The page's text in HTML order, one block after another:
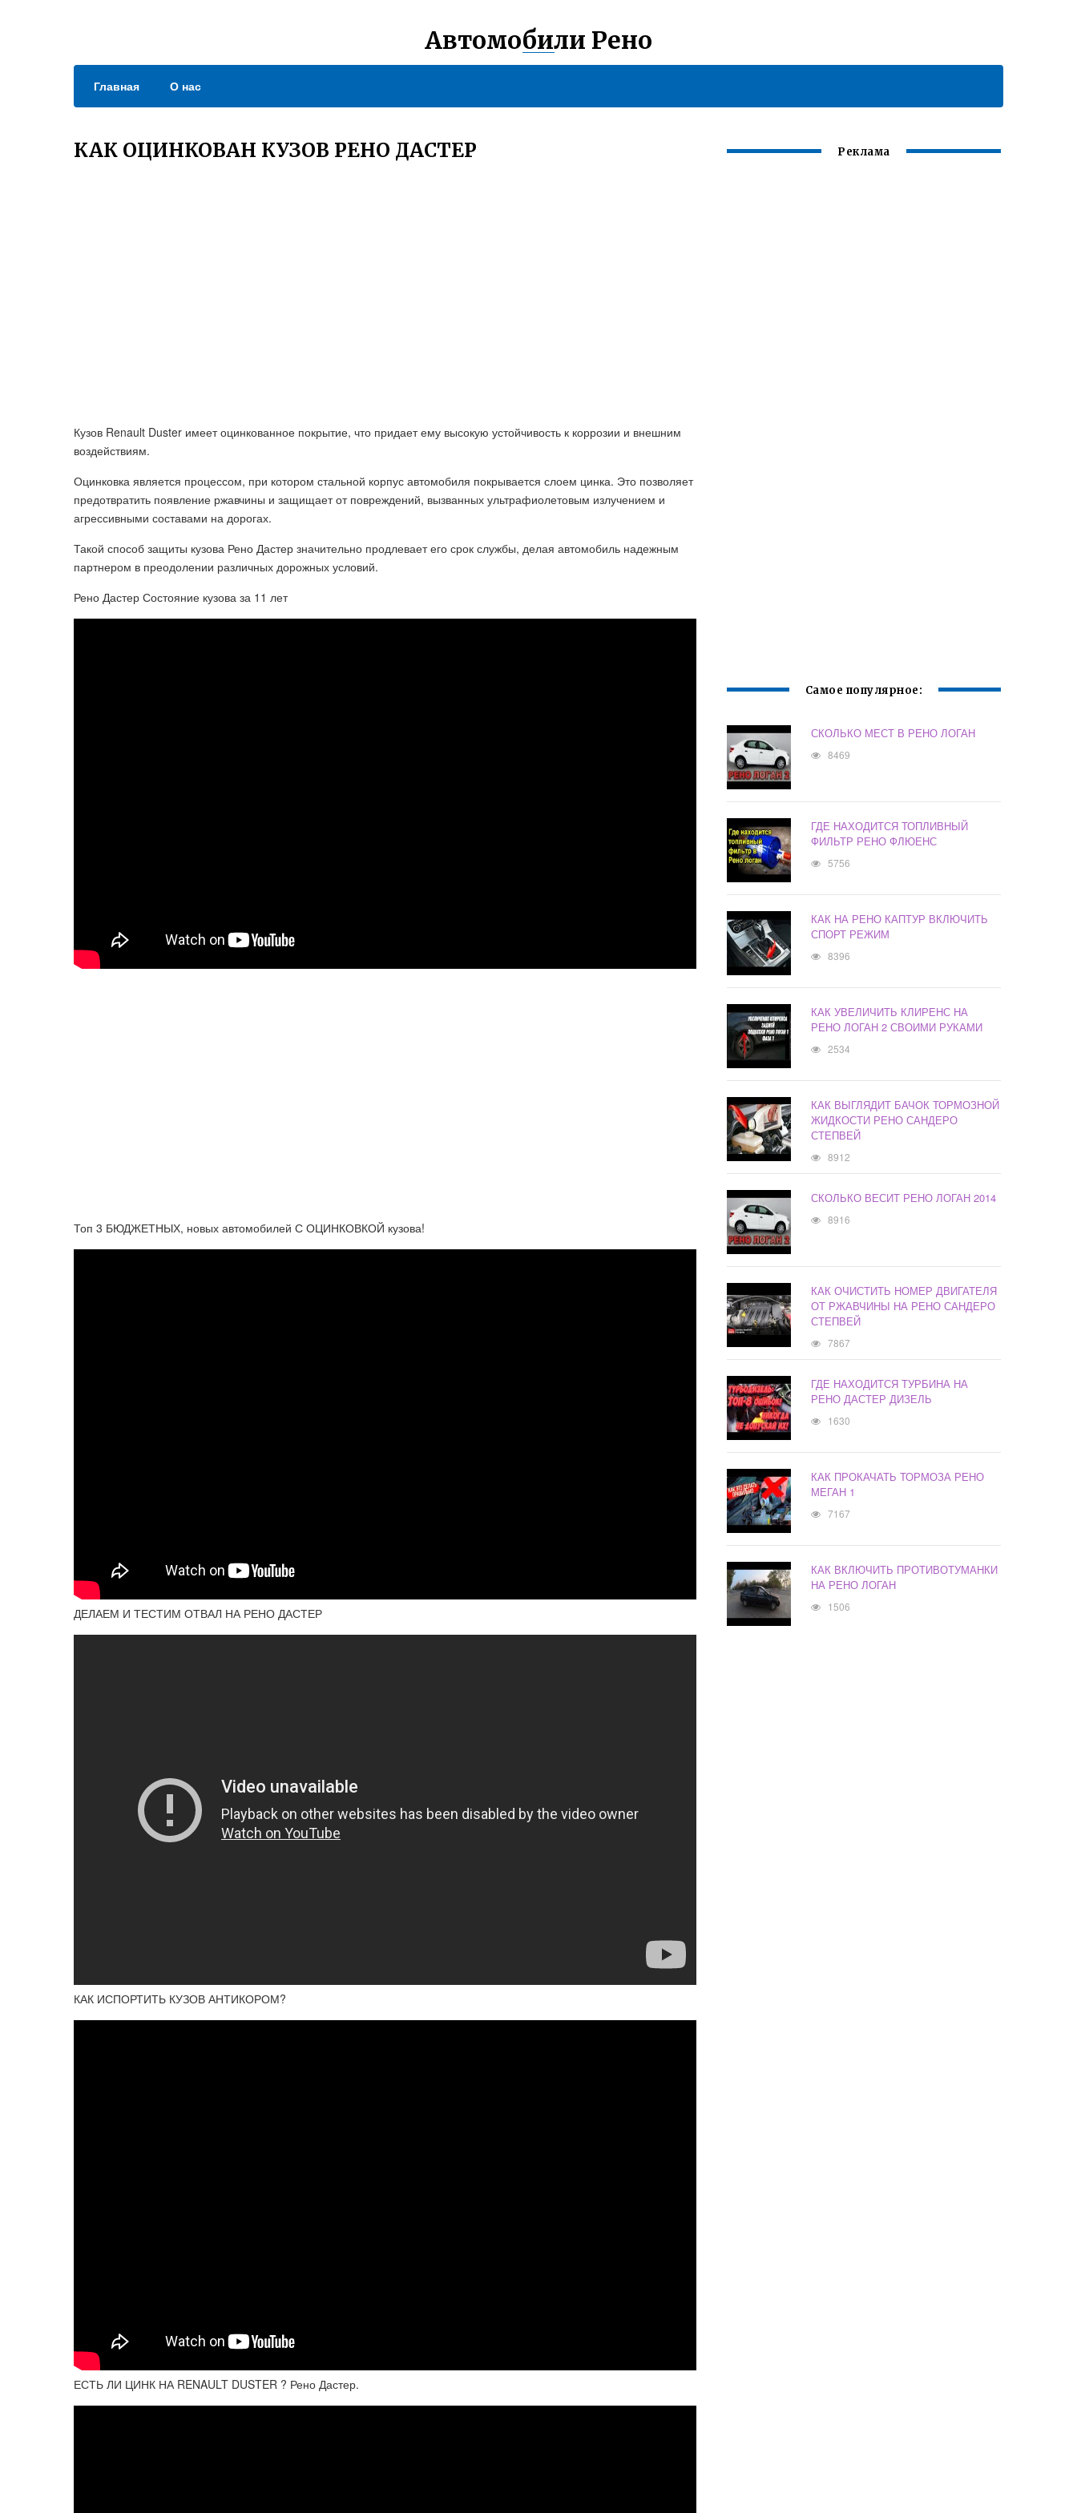
Автомобили Рено
Главная О нас
КАК ОЦИНКОВАН КУЗОВ РЕНО ДАСТЕР
Кузов Renault Duster имеет оцинкованное покрытие, что придает ему высокую устойчивость к коррозии и внешним
воздействиям.
Оцинковка является процессом, при котором стальной корпус автомобиля покрывается слоем цинка. Это позволяет
предотвратить появление ржавчины и защищает от повреждений, вызванных ультрафиолетовым излучением и
агрессивными составами на дорогах.
Такой способ защиты кузова Рено Дастер значительно продлевает его срок службы, делая автомобиль надежным
партнером в преодолении различных дорожных условий.
Рено Дастер Состояние кузова за 11 лет
Топ 3 БЮДЖЕТНЫХ, новых автомобилей С ОЦИНКОВКОЙ кузова!
ДЕЛАЕМ И ТЕСТИМ ОТВАЛ НА РЕНО ДАСТЕР
КАК ИСПОРТИТЬ КУЗОВ АНТИКОРОМ?
ЕСТЬ ЛИ ЦИНК НА RENAULT DUSTER ? Рено Дастер.
Реклама
Самое популярное:
СКОЛЬКО МЕСТ В РЕНО ЛОГАН
8469
ГДЕ НАХОДИТСЯ ТОПЛИВНЫЙ
ФИЛЬТР РЕНО ФЛЮЕНС
5756
КАК НА РЕНО КАПТУР ВКЛЮЧИТЬ
СПОРТ РЕЖИМ
8396
КАК УВЕЛИЧИТЬ КЛИРЕНС НА
РЕНО ЛОГАН 2 СВОИМИ РУКАМИ
2534
КАК ВЫГЛЯДИТ БАЧОК ТОРМОЗНОЙ
ЖИДКОСТИ РЕНО САНДЕРО
СТЕПВЕЙ
8912
СКОЛЬКО ВЕСИТ РЕНО ЛОГАН 2014
8916
КАК ОЧИСТИТЬ НОМЕР ДВИГАТЕЛЯ
ОТ РЖАВЧИНЫ НА РЕНО САНДЕРО
СТЕПВЕЙ
7867
ГДЕ НАХОДИТСЯ ТУРБИНА НА
РЕНО ДАСТЕР ДИЗЕЛЬ
1630
КАК ПРОКАЧАТЬ ТОРМОЗА РЕНО
МЕГАН 1
7167
КАК ВКЛЮЧИТЬ ПРОТИВОТУМАНКИ
НА РЕНО ЛОГАН
1506